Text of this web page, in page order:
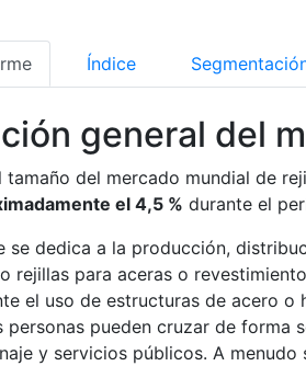
Índice
general del
tamaño del mercado mundial de
el 4,5 % durante el
se dedica a la producción,
rejillas para aceras o
el uso de estructuras de acero
personas pueden cruzar de forma
y servicios públicos. A